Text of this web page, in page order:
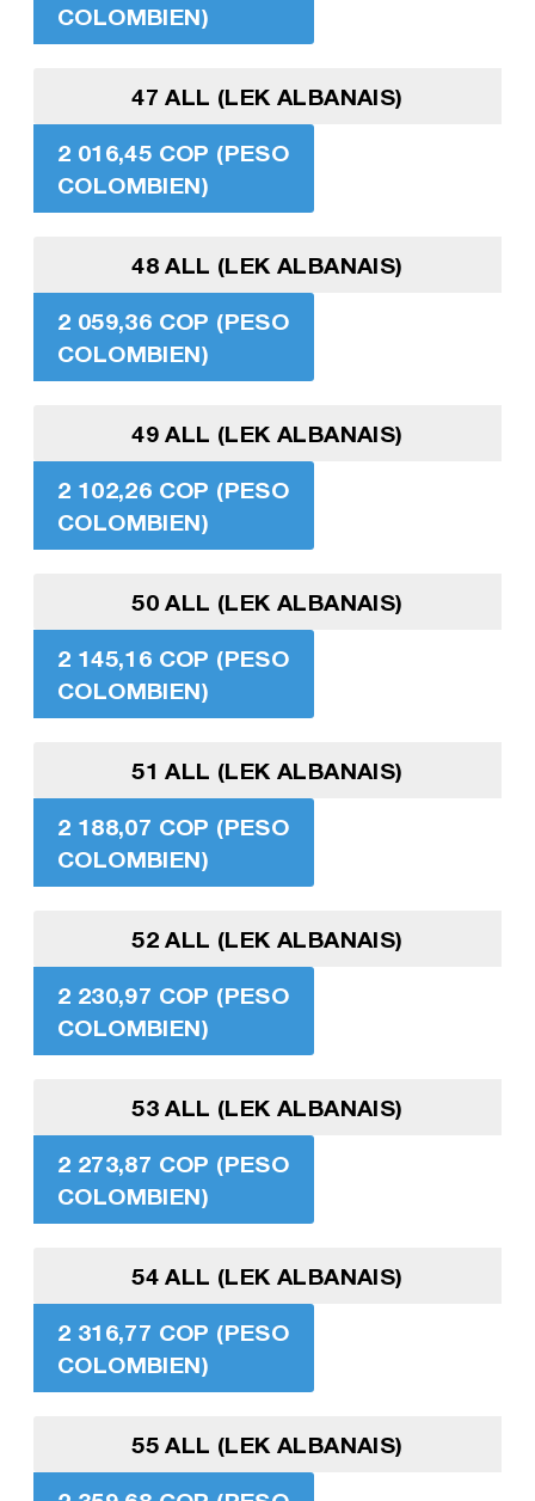
COLOMBIEN)
47 ALL (LEK ALBANAIS)
2 016,45 COP (PESO
COLOMBIEN)
48 ALL (LEK ALBANAIS)
2 059,36 COP (PESO
COLOMBIEN)
49 ALL (LEK ALBANAIS)
2 102,26 COP (PESO
COLOMBIEN)
50 ALL (LEK ALBANAIS)
2 145,16 COP (PESO
COLOMBIEN)
51 ALL (LEK ALBANAIS)
2 188,07 COP (PESO
COLOMBIEN)
52 ALL (LEK ALBANAIS)
2 230,97 COP (PESO
COLOMBIEN)
53 ALL (LEK ALBANAIS)
2 273,87 COP (PESO
COLOMBIEN)
54 ALL (LEK ALBANAIS)
2 316,77 COP (PESO
COLOMBIEN)
55 ALL (LEK ALBANAIS)